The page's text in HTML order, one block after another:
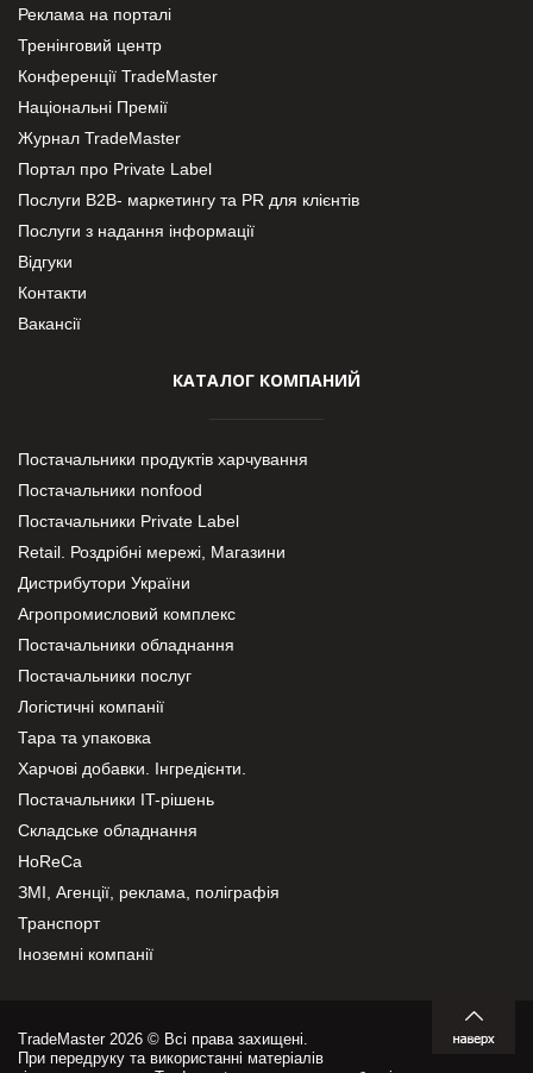
Реклама на порталі
Тренінговий центр
Конференції TradeMaster
Національні Премії
Журнал TradeMaster
Портал про Private Label
Послуги В2В- маркетингу та PR для клієнтів
Послуги з надання інформації
Відгуки
Контакти
Вакансії
КАТАЛОГ КОМПАНИЙ
Постачальники продуктів харчування
Постачальники nonfood
Постачальники Private Label
Retail. Роздрібні мережі, Магазини
Дистрибутори України
Агропромисловий комплекс
Постачальники обладнання
Постачальники послуг
Логістичні компанії
Тара та упаковка
Харчові добавки. Інгредієнти.
Постачальники IT-рішень
Складське обладнання
HoReCa
ЗМІ, Агенції, реклама, поліграфія
Транспорт
Іноземні компанії
TradeMaster 2026 © Всі права захищені.
При передруку та використанні матеріалів